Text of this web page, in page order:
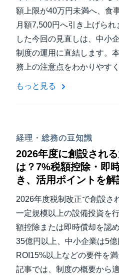
額上限が40万円未満へ、食
月額7,500円へ引き上げら
した今回の見直しは、中小
制度の運用に直結します。
務上の注意点をわかりやす
もっと見る
経理・総務の豆知識
2026年度に創設され
は？7%税額控除・即
き、活用ポイントを解
2026年度税制改正で創設さ
一定規模以上の設備投資を
額控除または即時償却を認
35億円以上、中小企業は5億
ROI15%以上などの要件を
記事では、制度の概要から